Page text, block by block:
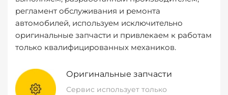
регламент обслуживания и ремонта
автомобилей, используем исключительно
оригинальные запчасти и привлекаем к работам
только квалифицированных механиков.
Оригинальные запчасти
Сервис использует только